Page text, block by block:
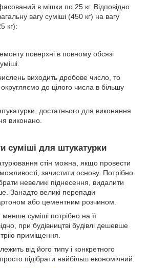
в мішки по 25 кг. Відповідно
вагу суміші (450 кг) на вагу
кг):
поверхні в повному обсязі
виходить дробове число, то
до цілого числа в більшу
достатнього для виконання
виконано.
суміші для штукатурки
стін можна, якщо провести
зачистити основу. Потрібно
невеликі піднесення, видалити
Занадто великі перепади
або цементним розчином.
менше суміші потрібно на її
при будівництві будівлі дешевше
приміщення.
від його типу і конкретного
підібрати найбільш економічний.